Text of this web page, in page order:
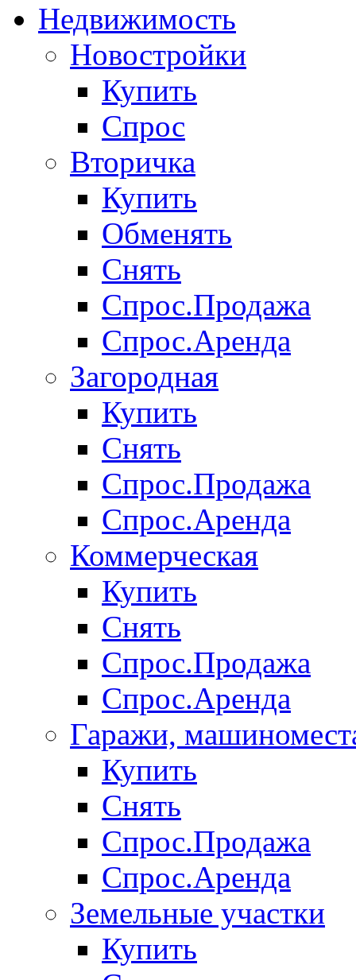
Недвижимость
Новостройки
Купить
Спрос
Вторичка
Купить
Обменять
Снять
Спрос.Продажа
Спрос.Аренда
Загородная
Купить
Снять
Спрос.Продажа
Спрос.Аренда
Коммерческая
Купить
Снять
Спрос.Продажа
Спрос.Аренда
Гаражи,
Купить
Снять
Спрос.Продажа
Спрос.Аренда
Земельные участки
Купить